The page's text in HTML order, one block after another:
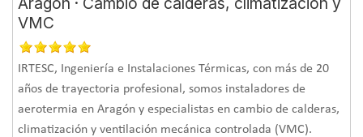
VMC
IRTESC, Ingeniería e Instalaciones Térmicas, con más de 20
años de trayectoria profesional, somos instaladores de
aerotermia en Aragón y especialistas en cambio de calderas,
climatización y ventilación mecánica controlada (VMC).